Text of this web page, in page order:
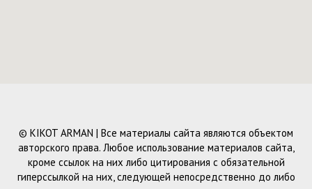
© KIKOT ARMAN | Все материалы сайта являются объектом
авторского права. Любое использование материалов сайта,
кроме ссылок на них либо цитирования с обязательной
гиперссылкой на них, следующей непосредственно до либо